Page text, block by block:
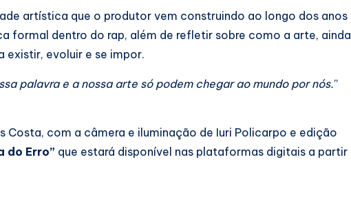
artística que o produtor vem construindo ao longo dos anos
formal dentro do rap, além de refletir sobre como a arte, ainda
existir, evoluir e se impor.
palavra e a nossa arte só podem chegar ao mundo por nós.”
com a câmera e iluminação de Iuri Policarpo e edição
do Erro” que estará disponível nas plataformas digitais a partir